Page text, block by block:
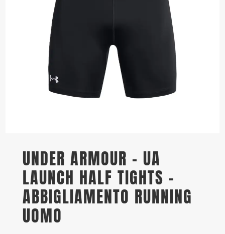
UNDER ARMOUR – UA
LAUNCH HALF TIGHTS –
ABBIGLIAMENTO RUNNING
UOMO